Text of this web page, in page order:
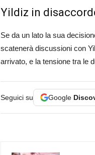
Yildiz in
Se da un lato la sua
scatenerà discussioni con
arrivato, e la tensione tra le
Seguici su Google